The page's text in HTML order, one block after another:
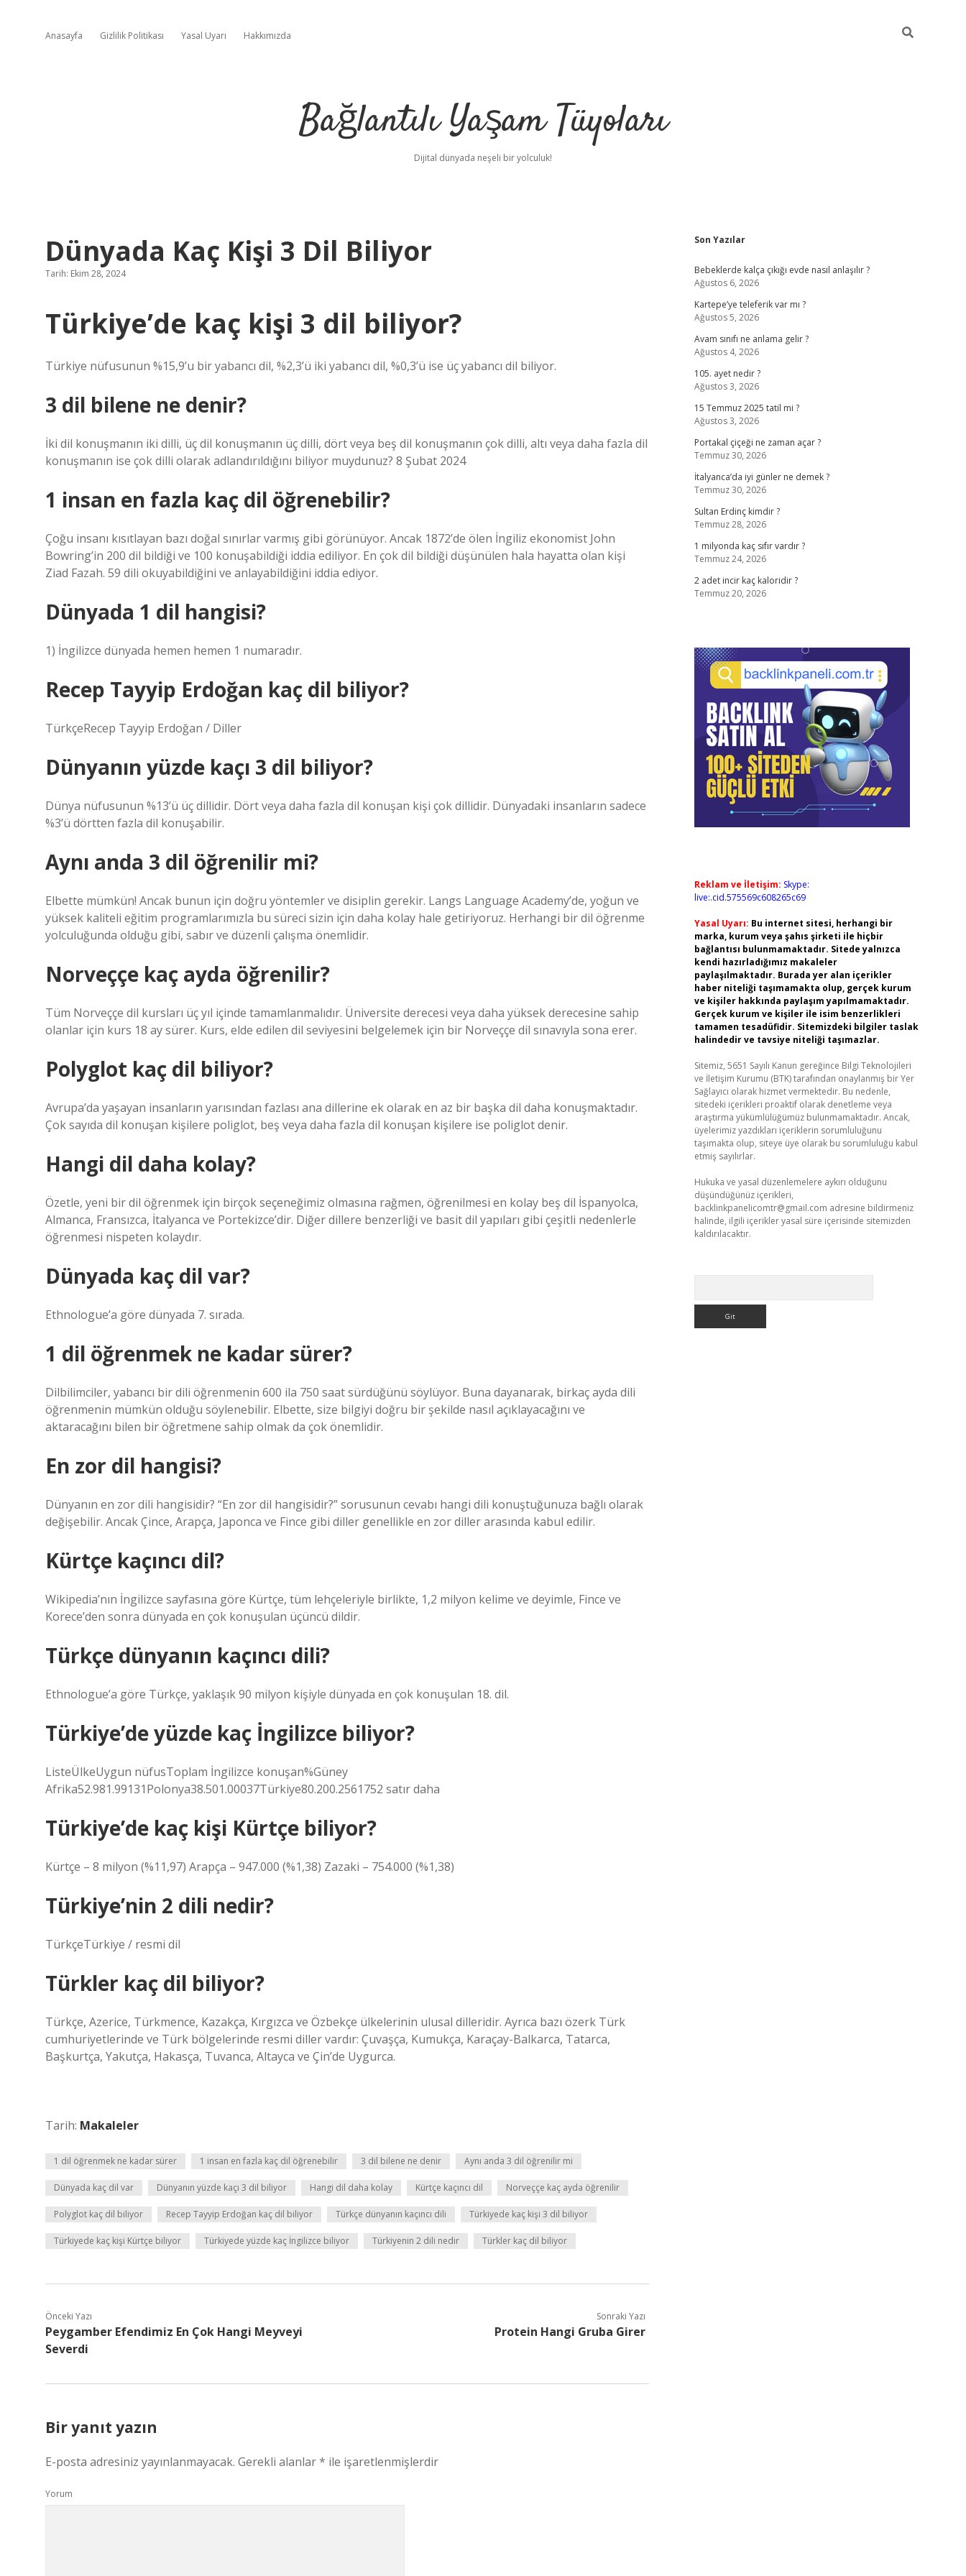
Anasayfa Gizlilik Politikası Yasal Uyarı Hakkımızda
Bağlantılı Yaşam Tüyoları
Dijital dünyada neşeli bir yolculuk!
Dünyada Kaç Kişi 3 Dil Biliyor
Tarih: Ekim 28, 2024
Türkiye’de kaç kişi 3 dil biliyor?
Türkiye nüfusunun %15,9’u bir yabancı dil, %2,3’ü iki yabancı dil, %0,3’ü ise üç yabancı dil biliyor.
3 dil bilene ne denir?
İki dil konuşmanın iki dilli, üç dil konuşmanın üç dilli, dört veya beş dil konuşmanın çok dilli, altı veya daha fazla dil
konuşmanın ise çok dilli olarak adlandırıldığını biliyor muydunuz? 8 Şubat 2024
1 insan en fazla kaç dil öğrenebilir?
Çoğu insanı kısıtlayan bazı doğal sınırlar varmış gibi görünüyor. Ancak 1872’de ölen İngiliz ekonomist John
Bowring’in 200 dil bildiği ve 100 konuşabildiği iddia ediliyor. En çok dil bildiği düşünülen hala hayatta olan kişi
Ziad Fazah. 59 dili okuyabildiğini ve anlayabildiğini iddia ediyor.
Dünyada 1 dil hangisi?
1) İngilizce dünyada hemen hemen 1 numaradır.
Recep Tayyip Erdoğan kaç dil biliyor?
TürkçeRecep Tayyip Erdoğan / Diller
Dünyanın yüzde kaçı 3 dil biliyor?
Dünya nüfusunun %13’ü üç dillidir. Dört veya daha fazla dil konuşan kişi çok dillidir. Dünyadaki insanların sadece
%3’ü dörtten fazla dil konuşabilir.
Aynı anda 3 dil öğrenilir mi?
Elbette mümkün! Ancak bunun için doğru yöntemler ve disiplin gerekir. Langs Language Academy’de, yoğun ve
yüksek kaliteli eğitim programlarımızla bu süreci sizin için daha kolay hale getiriyoruz. Herhangi bir dil öğrenme
yolculuğunda olduğu gibi, sabır ve düzenli çalışma önemlidir.
Norveççe kaç ayda öğrenilir?
Tüm Norveççe dil kursları üç yıl içinde tamamlanmalıdır. Üniversite derecesi veya daha yüksek derecesine sahip
olanlar için kurs 18 ay sürer. Kurs, elde edilen dil seviyesini belgelemek için bir Norveççe dil sınavıyla sona erer.
Polyglot kaç dil biliyor?
Avrupa’da yaşayan insanların yarısından fazlası ana dillerine ek olarak en az bir başka dil daha konuşmaktadır.
Çok sayıda dil konuşan kişilere poliglot, beş veya daha fazla dil konuşan kişilere ise poliglot denir.
Hangi dil daha kolay?
Özetle, yeni bir dil öğrenmek için birçok seçeneğimiz olmasına rağmen, öğrenilmesi en kolay beş dil İspanyolca,
Almanca, Fransızca, İtalyanca ve Portekizce’dir. Diğer dillere benzerliği ve basit dil yapıları gibi çeşitli nedenlerle
öğrenmesi nispeten kolaydır.
Dünyada kaç dil var?
Ethnologue’a göre dünyada 7. sırada.
1 dil öğrenmek ne kadar sürer?
Dilbilimciler, yabancı bir dili öğrenmenin 600 ila 750 saat sürdüğünü söylüyor. Buna dayanarak, birkaç ayda dili
öğrenmenin mümkün olduğu söylenebilir. Elbette, size bilgiyi doğru bir şekilde nasıl açıklayacağını ve
aktaracağını bilen bir öğretmene sahip olmak da çok önemlidir.
En zor dil hangisi?
Dünyanın en zor dili hangisidir? “En zor dil hangisidir?” sorusunun cevabı hangi dili konuştuğunuza bağlı olarak
değişebilir. Ancak Çince, Arapça, Japonca ve Fince gibi diller genellikle en zor diller arasında kabul edilir.
Kürtçe kaçıncı dil?
Wikipedia’nın İngilizce sayfasına göre Kürtçe, tüm lehçeleriyle birlikte, 1,2 milyon kelime ve deyimle, Fince ve
Korece’den sonra dünyada en çok konuşulan üçüncü dildir.
Türkçe dünyanın kaçıncı dili?
Ethnologue’a göre Türkçe, yaklaşık 90 milyon kişiyle dünyada en çok konuşulan 18. dil.
Türkiye’de yüzde kaç İngilizce biliyor?
ListeÜlkeUygun nüfusToplam İngilizce konuşan%Güney
Afrika52.981.99131Polonya38.501.00037Türkiye80.200.2561752 satır daha
Türkiye’de kaç kişi Kürtçe biliyor?
Kürtçe – 8 milyon (%11,97) Arapça – 947.000 (%1,38) Zazaki – 754.000 (%1,38)
Türkiye’nin 2 dili nedir?
TürkçeTürkiye / resmi dil
Türkler kaç dil biliyor?
Türkçe, Azerice, Türkmence, Kazakça, Kırgızca ve Özbekçe ülkelerinin ulusal dilleridir. Ayrıca bazı özerk Türk
cumhuriyetlerinde ve Türk bölgelerinde resmi diller vardır: Çuvaşça, Kumukça, Karaçay-Balkarca, Tatarca,
Başkurtça, Yakutça, Hakasça, Tuvanca, Altayca ve Çin’de Uygurca.
Tarih: Makaleler
1 dil öğrenmek ne kadar sürer 1 insan en fazla kaç dil öğrenebilir 3 dil bilene ne denir Aynı anda 3 dil öğrenilir mi
Dünyada kaç dil var Dünyanın yüzde kaçı 3 dil biliyor Hangi dil daha kolay Kürtçe kaçıncı dil Norveççe kaç ayda öğrenilir
Polyglot kaç dil biliyor Recep Tayyip Erdoğan kaç dil biliyor Türkçe dünyanın kaçıncı dili Türkiyede kaç kişi 3 dil biliyor
Türkiyede kaç kişi Kürtçe biliyor Türkiyede yüzde kaç İngilizce biliyor Türkiyenin 2 dili nedir Türkler kaç dil biliyor
Önceki Yazı
Peygamber Efendimiz En Çok Hangi Meyveyi
Severdi
Sonraki Yazı
Protein Hangi Gruba Girer
Bir yanıt yazın
E-posta adresiniz yayınlanmayacak. Gerekli alanlar* ile işaretlenmişlerdir
Yorum
Sidebar
Son Yazılar
Bebeklerde kalça çıkığı evde nasıl anlaşılır ?
Ağustos 6, 2026
Kartepe’ye teleferik var mı ?
Ağustos 5, 2026
Avam sınıfı ne anlama gelir ?
Ağustos 4, 2026
105. ayet nedir ?
Ağustos 3, 2026
15 Temmuz 2025 tatil mi ?
Ağustos 3, 2026
Portakal çiçeği ne zaman açar ?
Temmuz 30, 2026
İtalyanca’da iyi günler ne demek ?
Temmuz 30, 2026
Sultan Erdinç kimdir ?
Temmuz 28, 2026
1 milyonda kaç sıfır vardır ?
Temmuz 24, 2026
2 adet incir kaç kaloridir ?
Temmuz 20, 2026
Reklam ve İletişim: Skype:
live:.cid.575569c608265c69
Yasal Uyarı: Bu internet sitesi, herhangi bir
marka, kurum veya şahıs şirketi ile hiçbir
bağlantısı bulunmamaktadır. Sitede yalnızca
kendi hazırladığımız makaleler
paylaşılmaktadır. Burada yer alan içerikler
haber niteliği taşımamakta olup, gerçek kurum
ve kişiler hakkında paylaşım yapılmamaktadır.
Gerçek kurum ve kişiler ile isim benzerlikleri
tamamen tesadüfidir. Sitemizdeki bilgiler taslak
halindedir ve tavsiye niteliği taşımazlar.
Sitemiz, 5651 Sayılı Kanun gereğince Bilgi Teknolojileri
ve İletişim Kurumu (BTK) tarafından onaylanmış bir Yer
Sağlayıcı olarak hizmet vermektedir. Bu nedenle,
sitedeki içerikleri proaktif olarak denetleme veya
araştırma yükümlülüğümüz bulunmamaktadır. Ancak,
üyelerimiz yazdıkları içeriklerin sorumluluğunu
taşımakta olup, siteye üye olarak bu sorumluluğu kabul
etmiş sayılırlar.
Hukuka ve yasal düzenlemelere aykırı olduğunu
düşündüğünüz içerikleri,
backlinkpanelicomtr@gmail.com adresine bildirmeniz
halinde, ilgili içerikler yasal süre içerisinde sitemizden
kaldırılacaktır.